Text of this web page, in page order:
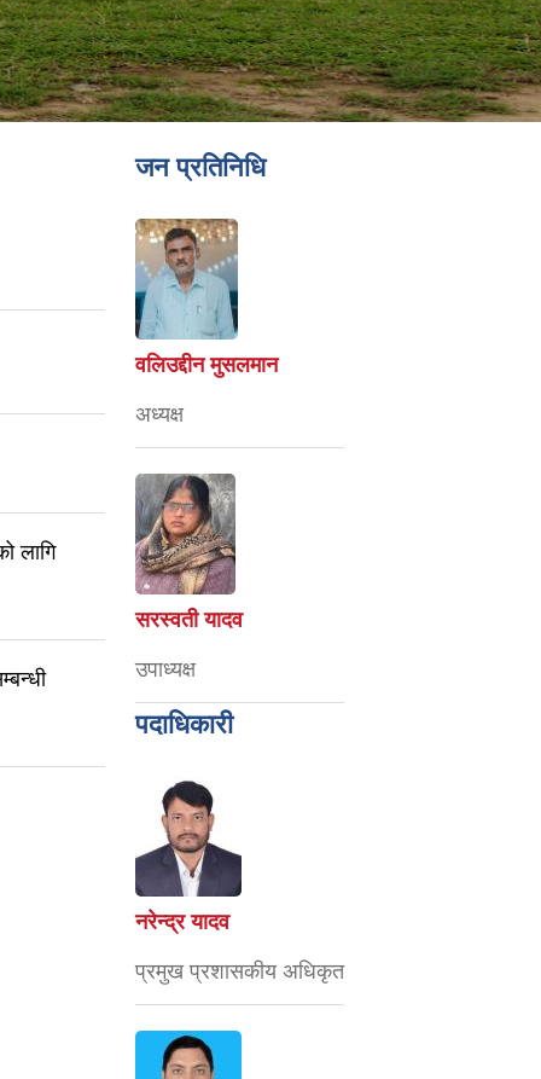
लागि
जन प्रतिनिधि
वलिउद्दीन मुसलमान
अध्यक्ष
सरस्वती यादव
उपाध्यक्ष
पदाधिकारी
नरेन्द्र यादव
प्रमुख प्रशासकीय अधिकृत